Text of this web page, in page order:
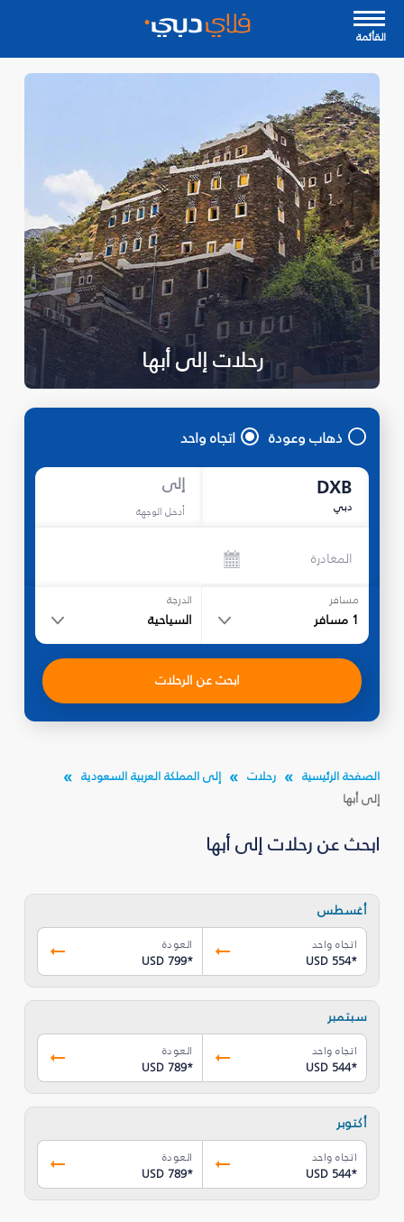
القأئمة
رحلات إلى أبها
ذهاب وعودة اتجاه واحد
DXB
دبي
إلى
أدخل الوجهة
المغادرة
مسافر
1 مسافر
الدرجة
السياحية
ابحث عن الرحلات
الصفحة الرئيسية رحلات
إلى المملكة العربية السعودية
إلى أبها
ابحث عن رحلات إلى أبها
أغسطس
اتجاه واحد
USD 554*
العودة
USD 799*
سبتمبر
اتجاه واحد
USD 544*
العودة
USD 789*
أكتوبر
اتجاه واحد
USD 544*
العودة
USD 789*